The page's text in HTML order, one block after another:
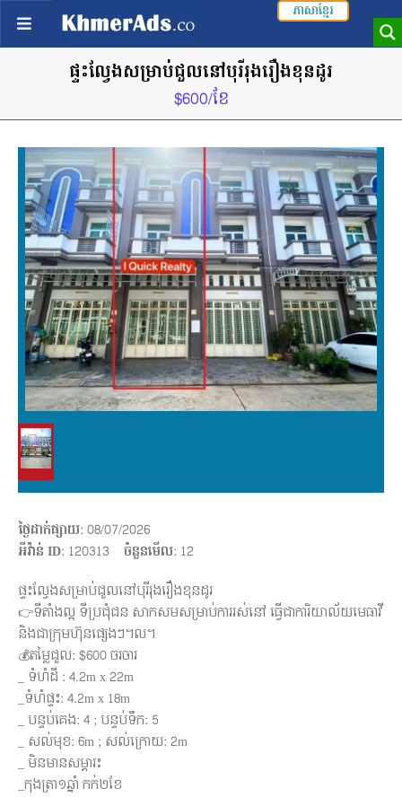
ភាសាខ្មែរ
ផ្ទះល្វែងសម្រាប់ជួលនៅបុរីរុងរឿងខុនដូរ
$600/ខែ
ថ្ងៃដាក់ផ្សាយ: 08/07/2026
អីវ៉ាន់ ID: 120313 ចំនួនមើល: 12
ផ្ទះល្វែងសម្រាប់ជួលនៅបុរីរុងរឿងខុនដូរ
👉ទីតាំងល្អ​ ទីប្រជុំជន សាកសមសម្រាប់ការរស់នៅ​ ធ្វើជាការិយាល័យមេធាវី
និងជាក្រុមហ៊ុនផ្សេងៗ។ល។
💰តម្លៃជួល​: $600​​​​ ចរចារ
_ ទំហំដី​​ : 4.2m x 22m
_ទំហំផ្ទះ: 4.2m x 18m
_ បន្ទប់គេង:​ 4 ; បន្ទប់ទឹក: 5
_​​ សល់មុខ: 6m ; សល់ក្រោយ: 2m
_​​ មិនមានសម្ភារះ
_កុងត្រា​១ឆ្នាំ​ កក់២ខែ